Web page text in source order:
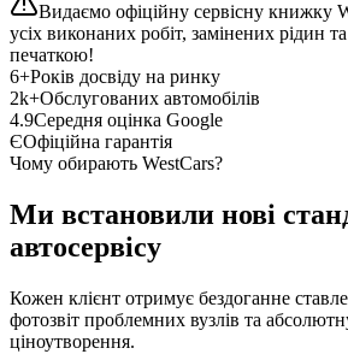
Видаємо офіційну сервісну книжку
усіх виконаних робіт, замінених рідин
печаткою!
6+Років досвіду на ринку
2k+Обслугованих автомобілів
4.9Середня оцінка Google
ЄОфіційна гарантія
Чому обирають WestCars?
Ми встановили нові
автосервісу
Кожен клієнт отримує бездоганне
фотозвіт проблемних вузлів та
ціноутворення.